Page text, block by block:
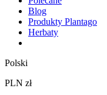
Blog
Produkty Plantago
Herbaty
Polski
PLN zł